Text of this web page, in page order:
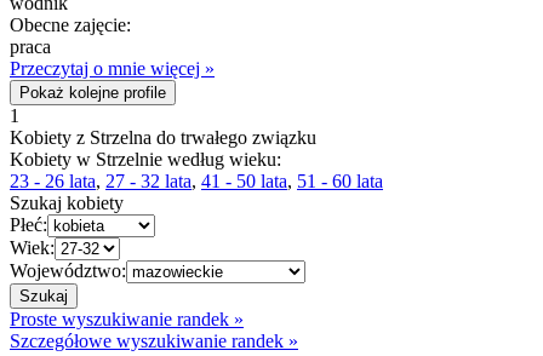
Obecne zajęcie:
praca
Przeczytaj o mnie więcej »
Pokaż kolejne profile
1
Kobiety z Strzelna do trwałego związku
Kobiety w Strzelnie według wieku:
23 - 26 lata, 27 - 32 lata, 41 - 50 lata, 51 - 60 lata
Szukaj kobiety
Płeć:
Wiek:
Województwo:
Proste wyszukiwanie randek »
Szczegółowe wyszukiwanie randek »